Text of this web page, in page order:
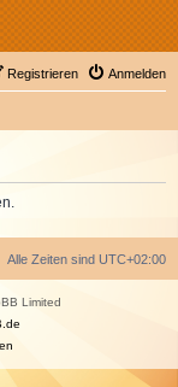
Anmelden
Registrieren
Alle Zeiten sind UTC+02:00
Limited